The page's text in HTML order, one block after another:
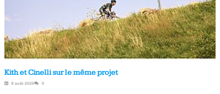
Kith et Cinelli sur le même projet
8 août 2026 0